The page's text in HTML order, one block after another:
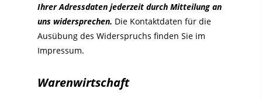
Ihrer Adressdaten jederzeit durch Mitteilung an
uns widersprechen. Die Kontaktdaten für die
Ausübung des Widerspruchs finden Sie im
Impressum.
Warenwirtschaft